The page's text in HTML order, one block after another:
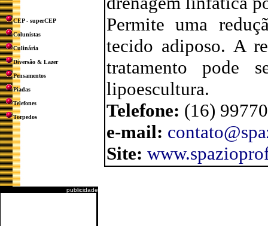
CEP - superCEP
Colunistas
Culinária
Diversão & Lazer
Pensamentos
Piadas
Telefones
Torpedos
publicidade
Permite uma
tecido adiposo. A
tratamento pode
lipoescultura.
Telefone: (16)
e-mail:
Site: